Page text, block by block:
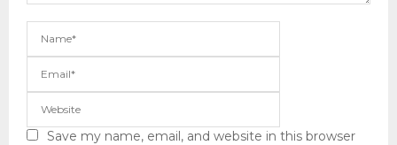
Save my name, email, and website in this browser